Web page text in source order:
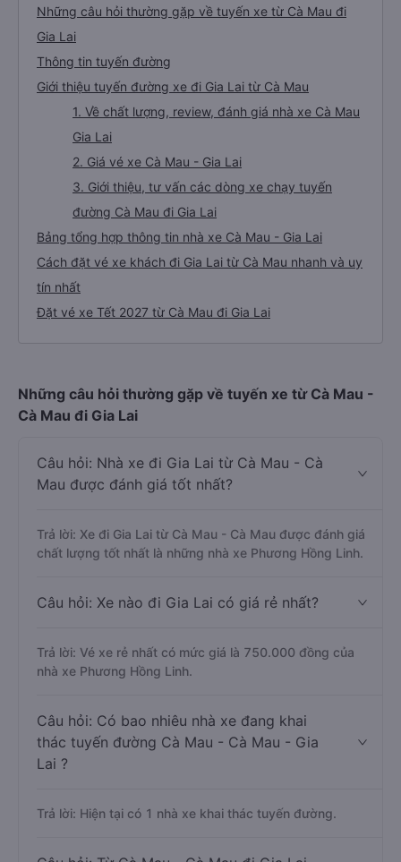
Những câu hỏi thường gặp về tuyến xe từ Cà Mau đi
Gia Lai
Thông tin tuyến đường
Giới thiệu tuyến đường xe đi Gia Lai từ Cà Mau
1. Về chất lượng, review, đánh giá nhà xe Cà Mau
Gia Lai
2. Giá vé xe Cà Mau - Gia Lai
3. Giới thiệu, tư vấn các dòng xe chạy tuyến
đường Cà Mau đi Gia Lai
Bảng tổng hợp thông tin nhà xe Cà Mau - Gia Lai
Cách đặt vé xe khách đi Gia Lai từ Cà Mau nhanh và uy
tín nhất
Đặt vé xe Tết 2027 từ Cà Mau đi Gia Lai
Những câu hỏi thường gặp về tuyến xe từ Cà Mau -
Cà Mau đi Gia Lai
Câu hỏi: Nhà xe đi Gia Lai từ Cà Mau - Cà
Mau được đánh giá tốt nhất?
Trả lời: Xe đi Gia Lai từ Cà Mau - Cà Mau được đánh giá
chất lượng tốt nhất là những nhà xe Phương Hồng Linh.
Câu hỏi: Xe nào đi Gia Lai có giá rẻ nhất?
Trả lời: Vé xe rẻ nhất có mức giá là 750.000 đồng của
nhà xe Phương Hồng Linh.
Câu hỏi: Có bao nhiêu nhà xe đang khai
thác tuyến đường Cà Mau - Cà Mau - Gia
Lai ?
Trả lời: Hiện tại có 1 nhà xe khai thác tuyến đường.